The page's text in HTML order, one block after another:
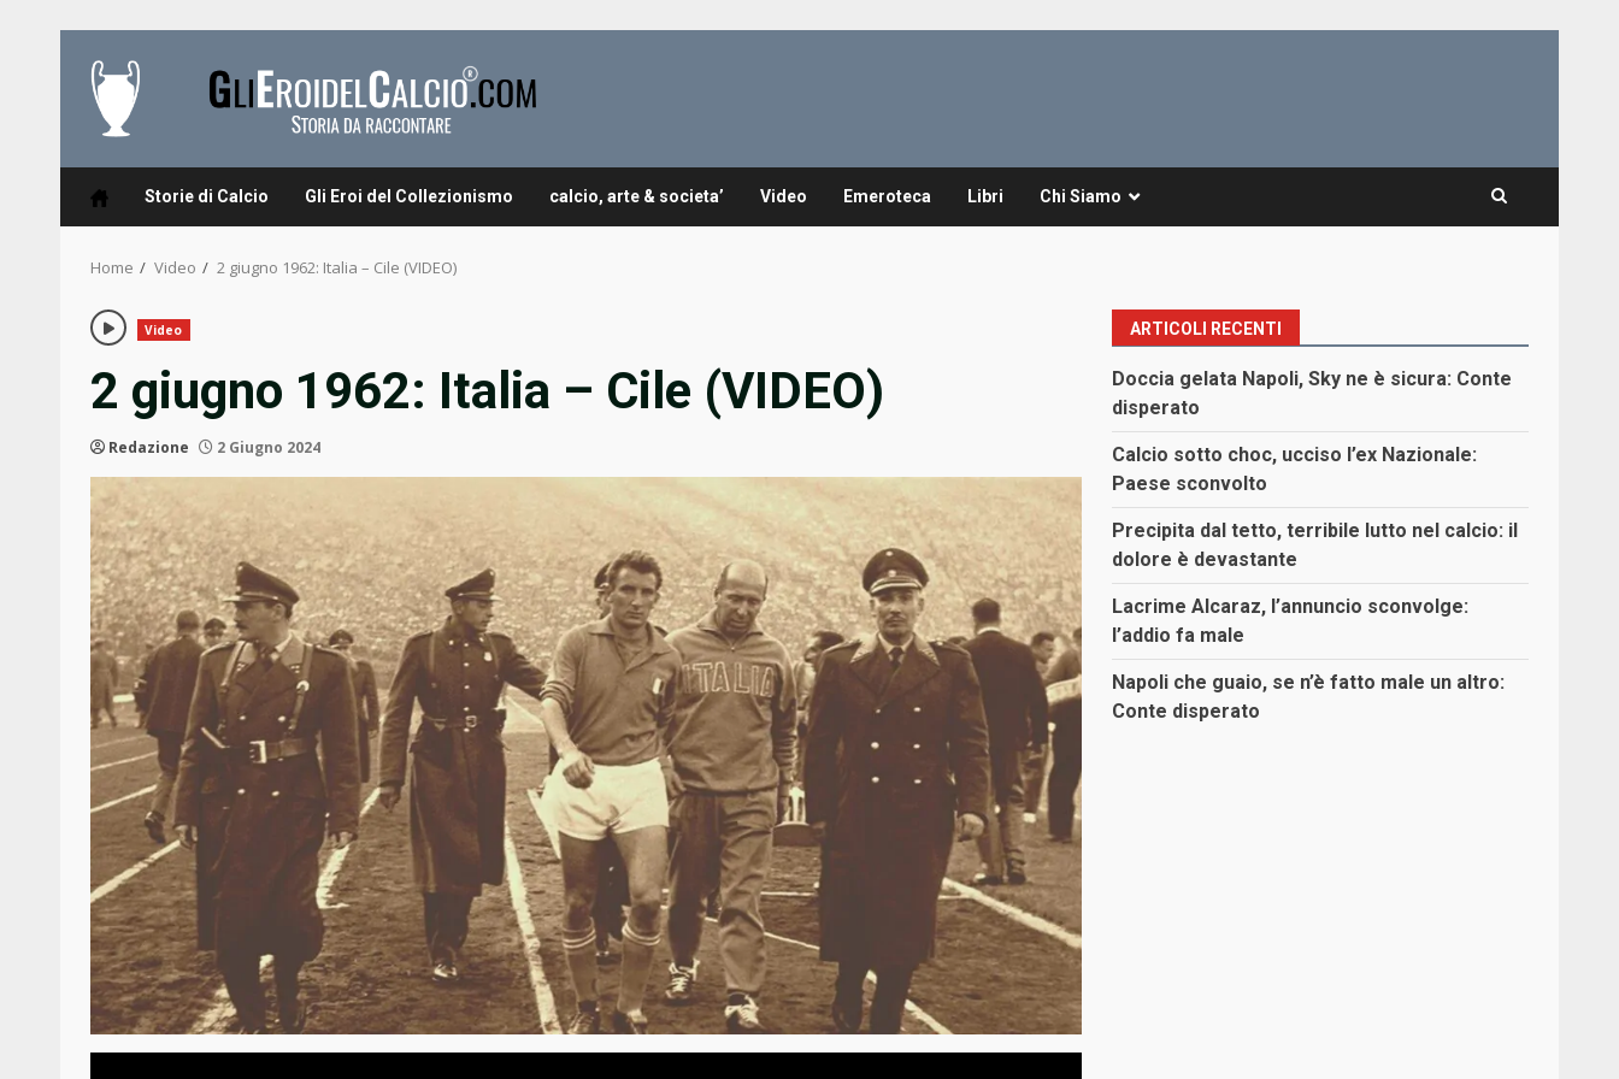
content
Storie di Calcio Gli Eroi del Collezionismo calcio, arte & societa’ Video Emeroteca Libri Chi Siamo
Home Video 2 giugno 1962: Italia – Cile (VIDEO)
Video
2 giugno 1962: Italia – Cile (VIDEO)
Redazione 2 Giugno 2024
ARTICOLI RECENTI
Doccia gelata Napoli, Sky ne è sicura: Conte
disperato
Calcio sotto choc, ucciso l’ex Nazionale:
Paese sconvolto
Precipita dal tetto, terribile lutto nel calcio: il
dolore è devastante
Lacrime Alcaraz, l’annuncio sconvolge:
l’addio fa male
Napoli che guaio, se n’è fatto male un altro:
Conte disperato